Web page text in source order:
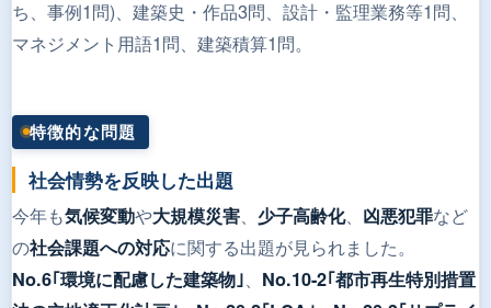
ち、事例1問)、建築史・作品3問、設計・監理業務等1問、
マネジメント用語1問、建築積算1問。
特徴的な問題
社会情勢を反映した出題
今年も気候変動や大規模災害 少子高齢化、 凶悪犯罪など
の社会課題への対応に関する出題が見られました。
No.6｢環境に配慮した建築物｣
No.10-2｢都市再生特別措置